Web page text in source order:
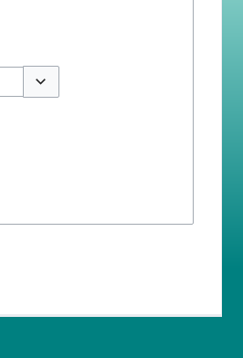
สลับตัวเลือก